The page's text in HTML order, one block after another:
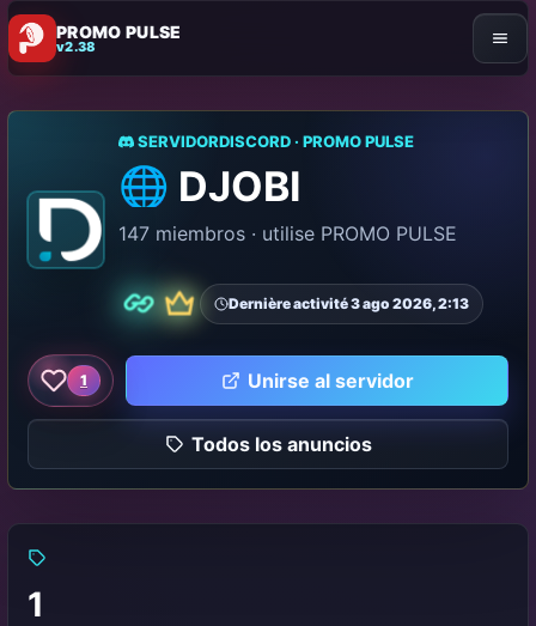
PROMO PULSE
v2.38
SERVIDORDISCORD · PROMO PULSE
🌐 DJOBI
147 miembros · utilise PROMO PULSE
ParejaDe primera calidad
Dernière activité 3 ago 2026, 2:13
Me gusta este servidor
1 Unirse al servidor
Todos los anuncios
1